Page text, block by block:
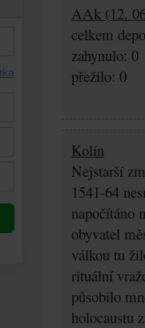
AAk (12.
celkem
zahynulo: 0
přežilo: 0
Kolín
Nejstarší
1541-64
napočítáno
obyvatel
válkou tu
rituální
působilo
holocaustu